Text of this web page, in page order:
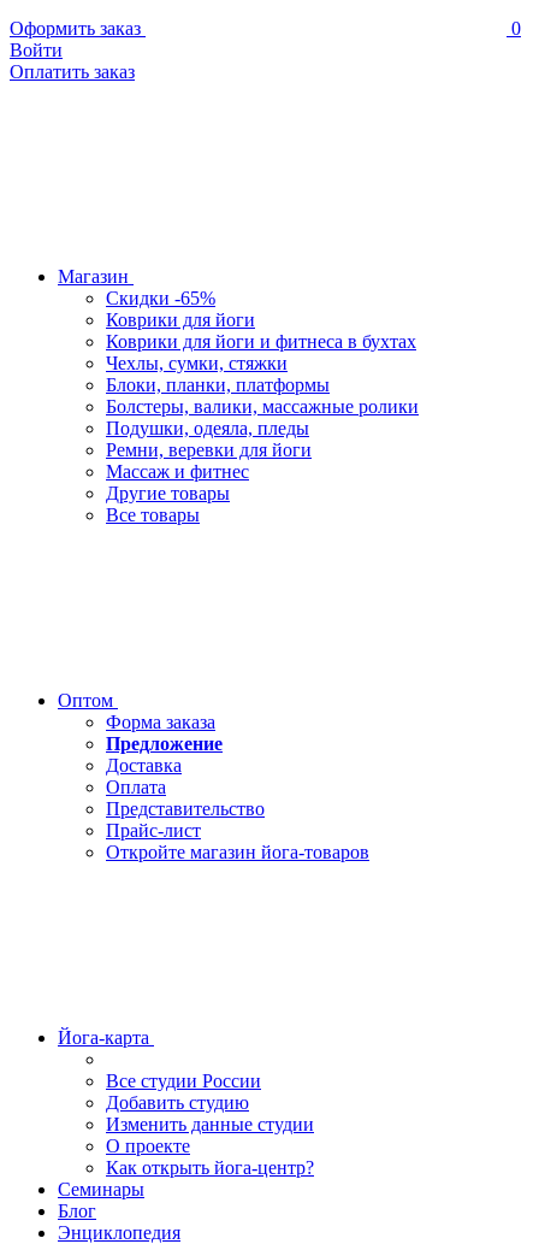
Оформить заказ
0
Войти
Оплатить заказ
Магазин
Скидки -65%
Коврики для йоги
Коврики для йоги и фитнеса в бухтах
Чехлы, сумки, стяжки
Блоки, планки, платформы
Болстеры, валики, массажные ролики
Подушки, одеяла, пледы
Ремни, веревки для йоги
Массаж и фитнес
Другие товары
Все товары
Оптом
Форма заказа
Предложение
Доставка
Оплата
Представительство
Прайс-лист
Откройте магазин йога-товаров
Йога-карта
Все студии России
Добавить студию
Изменить данные студии
О проекте
Как открыть йога-центр?
Семинары
Блог
Энциклопедия